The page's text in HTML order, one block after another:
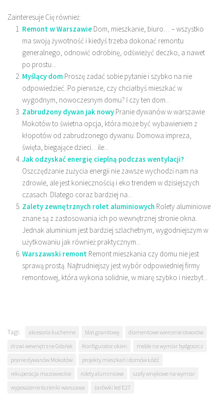
Zainteresuje Cię również:
Remont w Warszawie Dom, mieszkanie, biuro… – wszystko
ma swoją żywotność i kiedyś trzeba dokonać remontu
generalnego, odnowić odrobinę, odświeżyć deczko, a nawet
po prostu...
Myślący dom Proszę zadać sobie pytanie i szybko na nie
odpowiedzieć. Po pierwsze, czy chciałbyś mieszkać w
wygodnym, nowoczesnym domu? I czy ten dom...
Zabrudzony dywan jak nowy Pranie dywanów w warszawie
Mokotów to świetna opcja, która może być wybawieniem z
kłopotów od zabrudzonego dywanu. Domowa impreza,
święta, biegające dzieci…ile...
Jak odzyskać energię cieplną podczas wentylacji?
Oszczędzanie zużycia energii nie zawsze wychodzi nam na
zdrowie, ale jest koniecznością i eko trendem w dzisiejszych
czasach. Dlatego coraz bardziej na...
Zalety zewnętrznych rolet aluminiowych Rolety aluminiowe
znane są z zastosowania ich po wewnętrznej stronie okna.
Jednak aluminium jest bardziej szlachetnym, wygodniejszym w
użytkowaniu jak również praktycznym...
Warszawski remont Remont mieszkania czy domu nie jest
sprawą prostą. Najtrudniejszy jest wybór odpowiedniej firmy
remontowej, która wykona solidnie, w miarę szybko i niezbyt...
Tagi: akcesoria kuchenne blat granitowy
diamentowe wiercenie otworów
drzwi wewnętrzne Gdańsk
Konfigurator okien
meble na wymiar bydgoszcz
pranie dywanów Mokotów
projekty mieszkań i domów Łódź
rekuperacja mazowieckie
rolety aluminiowe
szafy wnękowe na wymiar
wyposażenie łazienki warszawa
żarówki led E27